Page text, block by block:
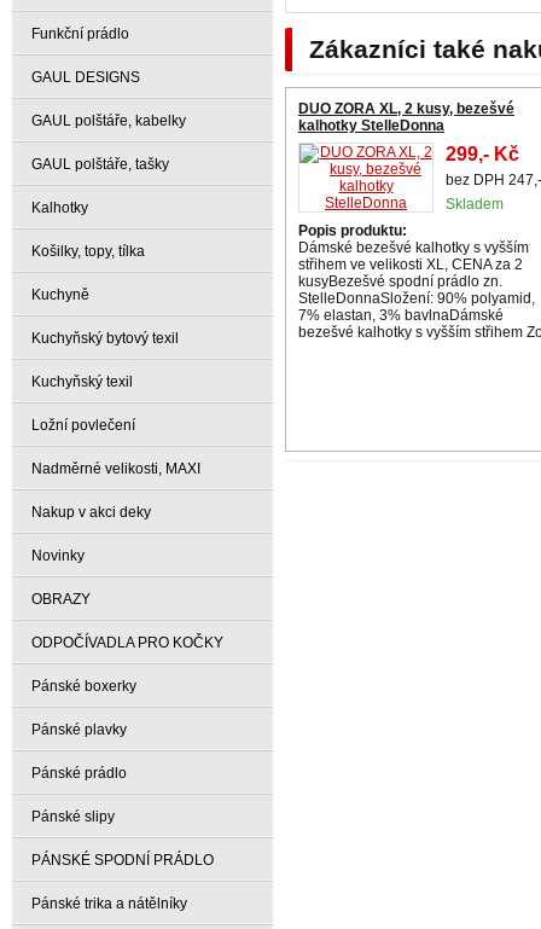
Funkční prádlo
GAUL DESIGNS
GAUL polštáře, kabelky
GAUL polštáře, tašky
Kalhotky
Košilky, topy, tílka
Kuchyně
Kuchyňský bytový texil
Kuchyňský texil
Ložní povlečení
Nadměrné velikosti, MAXI
Nakup v akci deky
Novinky
OBRAZY
ODPOČÍVADLA PRO KOČKY
Pánské boxerky
Pánské plavky
Pánské prádlo
Pánské slipy
PÁNSKÉ SPODNÍ PRÁDLO
Pánské trika a nátělníky
Zákazníci také
DUO ZORA XL, 2 kusy, bezešvé
kalhotky StelleDonna
299,- Kč
bez DPH 247,-
Skladem
Popis produktu:
Dámské bezešvé kalhotky s vyšším
střihem ve velikosti XL, CENA za 2
kusyBezešvé spodní prádlo zn.
StelleDonnaSložení: 90% polyamid,
7% elastan, 3% bavlnaDámské
bezešvé kalhotky s vyšším střihem